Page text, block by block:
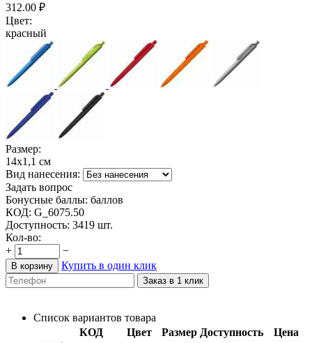
312.00 ₽
Цвет:
красный
Размер:
14х1,1 см
Вид нанесения:
Задать вопрос
Бонусные баллы: баллов
КОД: G_6075.50
Доступность: 3419 шт.
Кол-во:
+
−
В корзину Купить в один клик
Заказ в 1 клик
Список вариантов товара
КОД
Цвет Размер Доступность Цена